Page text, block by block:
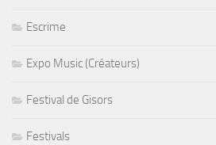
Escrime
Expo Music (Créateurs)
Festival de Gisors
Festivals